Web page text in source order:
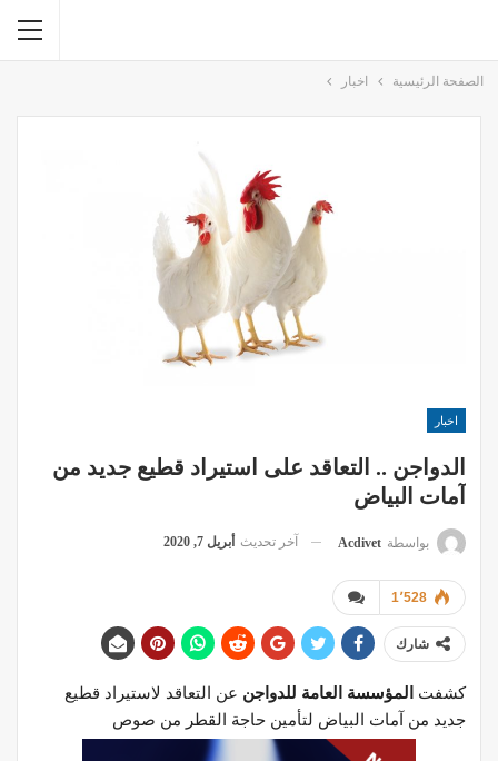
الصفحة الرئيسية اخبار
اخبار
الدواجن .. التعاقد على استيراد قطيع جديد من
آمات البياض
بواسطة Acdivet آخر تحديث أبريل 7, 2020
1٬528
شارك
كشفت المؤسسة العامة للدواجن عن التعاقد لاستيراد قطيع
جديد من آمات البياض لتأمين حاجة القطر من صوص